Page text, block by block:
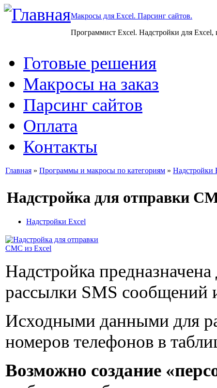
Макросы для Excel. Парсинг сайтов.
Программист Excel. Надстройки для Excel,
Готовые решения
Макросы на заказ
Парсинг сайтов
Оплата
Контакты
Главная » Программы и макросы по категориям » Надстройки
Надстройка для отправки
Надстройки Excel
Надстройка
рассылки SMS сообщений
Исходными данными для
номеров телефонов в
Возможно создание